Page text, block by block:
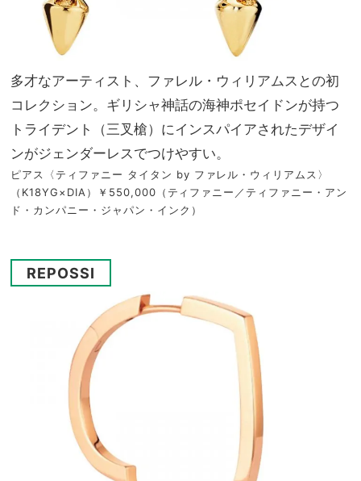
多才なアーティスト、ファレル・ウィリアムスとの初
コレクション。ギリシャ神話の海神ポセイドンが持つ
トライデント（三叉槍）にインスパイアされたデザイ
ンがジェンダーレスでつけやすい。
ピアス〈ティファニー タイタン by ファレル・ウィリアムス〉
（K18YG×DIA）￥550,000（ティファニー／ティファニー・アン
ド・カンパニー・ジャパン・インク）
REPOSSI